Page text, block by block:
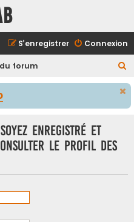
Connexion
S’enregistrer
forum
e
h
enregistré et
le profil des